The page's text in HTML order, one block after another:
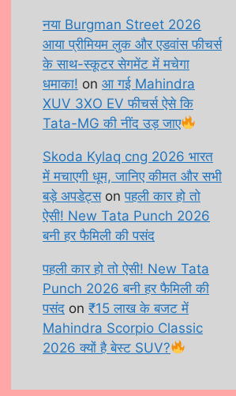
नया Burgman Street 2026
आया प्रीमियम लुक और एडवांस फीचर्स
के साथ-स्कूटर सेगमेंट में मचेगा
धमाका! on आ गई Mahindra
XUV 3XO EV फीचर्स ऐसे कि
Tata-MG की नींद उड़ जाए
Skoda Kylaq cng 2026 भारत
में मचाएगी धूम, जानिए कीमत और सभी
बड़े अपडेट्सonपहली कार हो तो
ऐसी! New Tata Punch 2026
बनी हर फैमिली की पसंद
पहली कार हो तो ऐसी! New Tata
Punch 2026 बनी हर फैमिली की
पसंद on ₹15 लाख के बजट में
Mahindra Scorpio Classic
2026 क्यों है बेस्ट SUV?